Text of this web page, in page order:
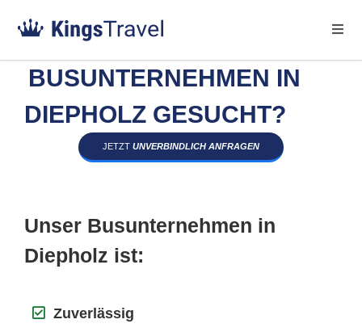
BUSUNTERNEHMEN IN
DIEPHOLZ GESUCHT?
JETZT UNVERBINDLICH ANFRAGEN
Unser Busunternehmen in
Diepholz ist:
Zuverlässig